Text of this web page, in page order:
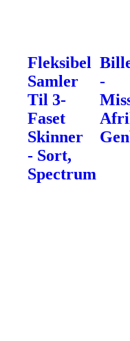
Fleksibel
Samler
Til 3-
Faset
Skinner
- Sort,
Spectrum
-